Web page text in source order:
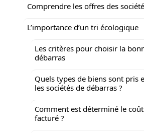
Comprendre les offres des
L’importance d’un tri écologique
Les critères pour choisir la
débarras
Quels types de biens sont pris
les sociétés de débarras ?
Comment est déterminé le
facturé ?